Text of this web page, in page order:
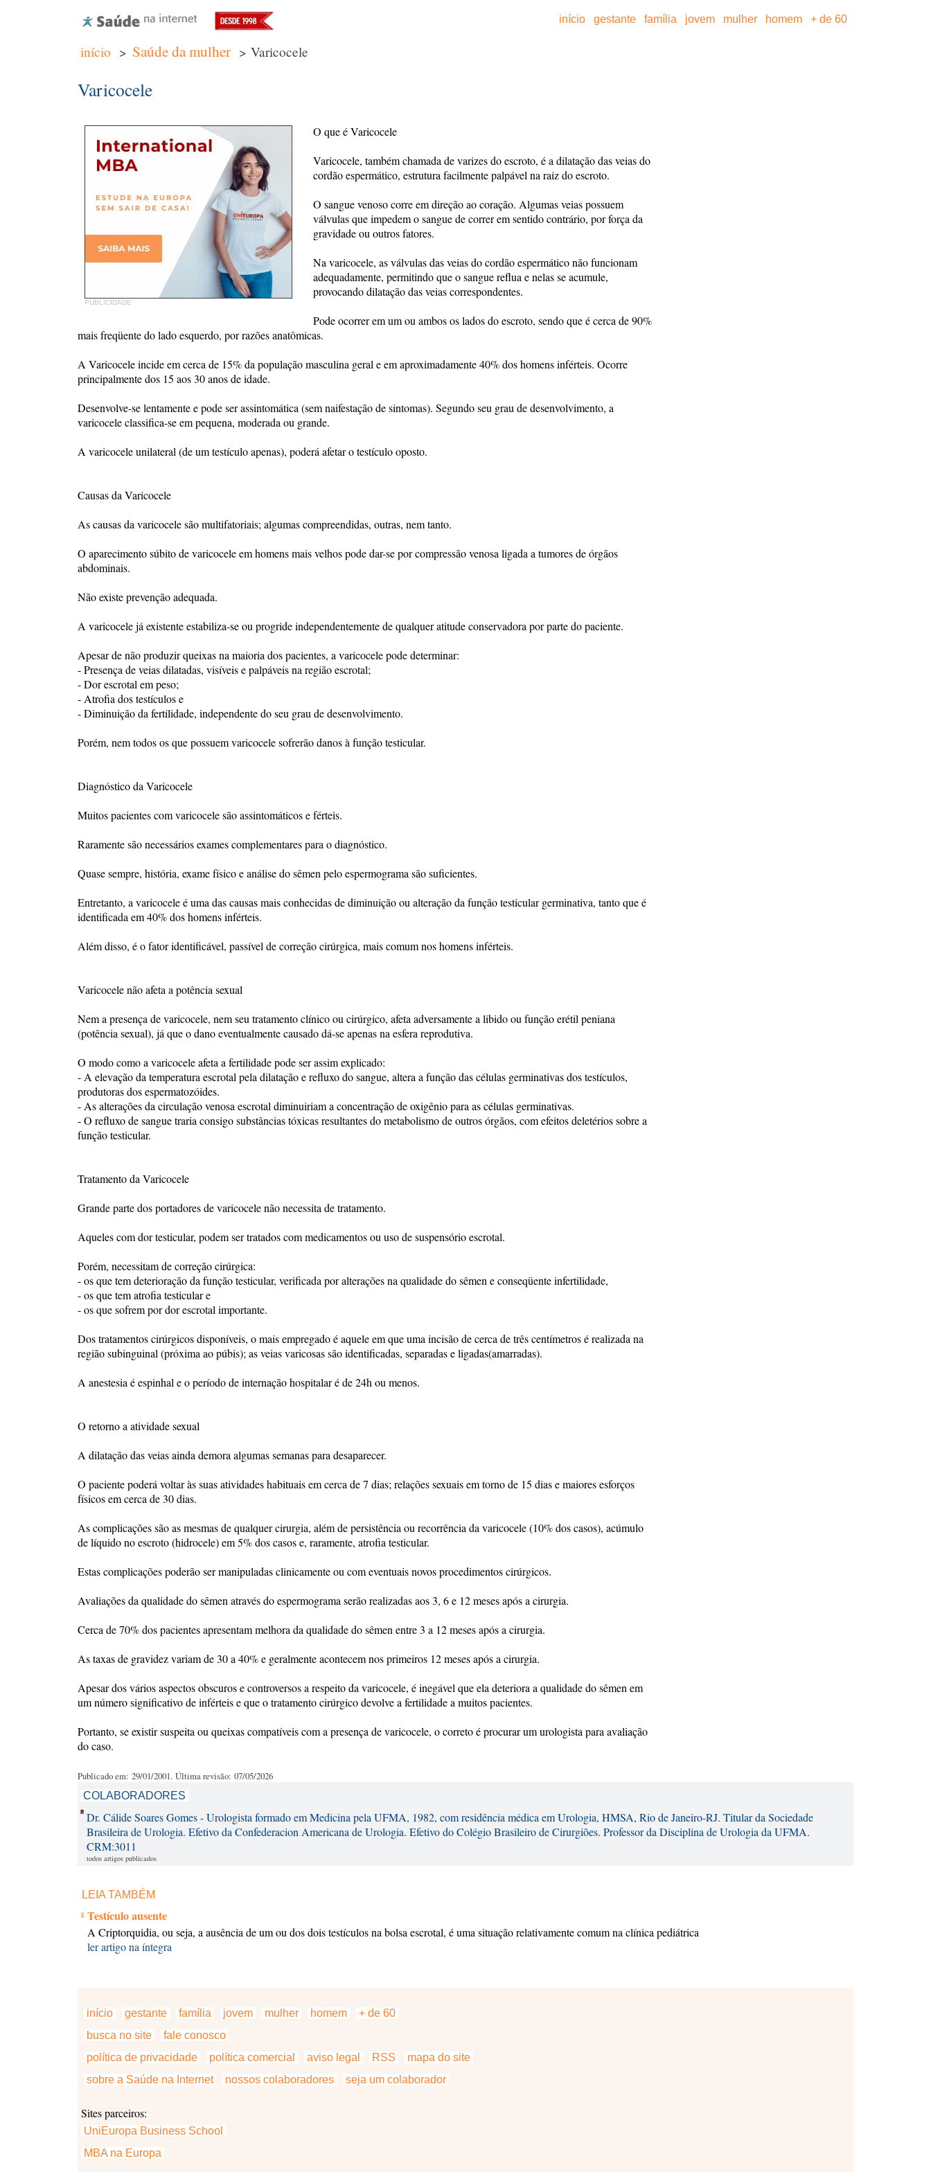
início gestante família jovem mulher homem + de 60
início > Saúde da mulher > Varicocele
Varicocele
PUBLICIDADE
O que é Varicocele
Varicocele, também chamada de varizes do escroto, é a dilatação das veias do
cordão espermático, estrutura facilmente palpável na raiz do escroto.
O sangue venoso corre em direção ao coração. Algumas veias possuem
válvulas que impedem o sangue de correr em sentido contrário, por força da
gravidade ou outros fatores.
Na varicocele, as válvulas das veias do cordão espermático não funcionam
adequadamente, permitindo que o sangue reflua e nelas se acumule,
provocando dilatação das veias correspondentes.
Pode ocorrer em um ou ambos os lados do escroto, sendo que é cerca de 90%
mais freqüente do lado esquerdo, por razões anatômicas.
A Varicocele incide em cerca de 15% da população masculina geral e em aproximadamente 40% dos homens inférteis. Ocorre
principalmente dos 15 aos 30 anos de idade.
Desenvolve-se lentamente e pode ser assintomática (sem naifestação de sintomas). Segundo seu grau de desenvolvimento, a
varicocele classifica-se em pequena, moderada ou grande.
A varicocele unilateral (de um testículo apenas), poderá afetar o testículo oposto.
Causas da Varicocele
As causas da varicocele são multifatoriais; algumas compreendidas, outras, nem tanto.
O aparecimento súbito de varicocele em homens mais velhos pode dar-se por compressão venosa ligada a tumores de órgãos
abdominais.
Não existe prevenção adequada.
A varicocele já existente estabiliza-se ou progride independentemente de qualquer atitude conservadora por parte do paciente.
Apesar de não produzir queixas na maioria dos pacientes, a varicocele pode determinar:
- Presença de veias dilatadas, visíveis e palpáveis na região escrotal;
- Dor escrotal em peso;
- Atrofia dos testículos e
- Diminuição da fertilidade, independente do seu grau de desenvolvimento.
Porém, nem todos os que possuem varicocele sofrerão danos à função testicular.
Diagnóstico da Varicocele
Muitos pacientes com varicocele são assintomáticos e férteis.
Raramente são necessários exames complementares para o diagnóstico.
Quase sempre, história, exame físico e análise do sêmen pelo espermograma são suficientes.
Entretanto, a varicocele é uma das causas mais conhecidas de diminuição ou alteração da função testicular germinativa, tanto que é
identificada em 40% dos homens inférteis.
Além disso, é o fator identificável, passível de correção cirúrgica, mais comum nos homens inférteis.
Varicocele não afeta a potência sexual
Nem a presença de varicocele, nem seu tratamento clínico ou cirúrgico, afeta adversamente a libido ou função erétil peniana
(potência sexual), já que o dano eventualmente causado dá-se apenas na esfera reprodutiva.
O modo como a varicocele afeta a fertilidade pode ser assim explicado:
- A elevação da temperatura escrotal pela dilatação e refluxo do sangue, altera a função das células germinativas dos testículos,
produtoras dos espermatozóides.
- As alterações da circulação venosa escrotal diminuiriam a concentração de oxigênio para as células germinativas.
- O refluxo de sangue traria consigo substâncias tóxicas resultantes do metabolismo de outros órgãos, com efeitos deletérios sobre a
função testicular.
Tratamento da Varicocele
Grande parte dos portadores de varicocele não necessita de tratamento.
Aqueles com dor testicular, podem ser tratados com medicamentos ou uso de suspensório escrotal.
Porém, necessitam de correção cirúrgica:
- os que tem deterioração da função testicular, verificada por alterações na qualidade do sêmen e conseqüente infertilidade,
- os que tem atrofia testicular e
- os que sofrem por dor escrotal importante.
Dos tratamentos cirúrgicos disponíveis, o mais empregado é aquele em que uma incisão de cerca de três centímetros é realizada na
região subinguinal (próxima ao púbis); as veias varicosas são identificadas, separadas e ligadas(amarradas).
A anestesia é espinhal e o período de internação hospitalar é de 24h ou menos.
O retorno a atividade sexual
A dilatação das veias ainda demora algumas semanas para desaparecer.
O paciente poderá voltar às suas atividades habituais em cerca de 7 dias; relações sexuais em torno de 15 dias e maiores esforços
físicos em cerca de 30 dias.
As complicações são as mesmas de qualquer cirurgia, além de persistência ou recorrência da varicocele (10% dos casos), acúmulo
de líquido no escroto (hidrocele) em 5% dos casos e, raramente, atrofia testicular.
Estas complicações poderão ser manipuladas clinicamente ou com eventuais novos procedimentos cirúrgicos.
Avaliações da qualidade do sêmen através do espermograma serão realizadas aos 3, 6 e 12 meses após a cirurgia.
Cerca de 70% dos pacientes apresentam melhora da qualidade do sêmen entre 3 a 12 meses após a cirurgia.
As taxas de gravidez variam de 30 a 40% e geralmente acontecem nos primeiros 12 meses após a cirurgia.
Apesar dos vários aspectos obscuros e controversos a respeito da varicocele, é inegável que ela deteriora a qualidade do sêmen em
um número significativo de inférteis e que o tratamento cirúrgico devolve a fertilidade a muitos pacientes.
Portanto, se existir suspeita ou queixas compatíveis com a presença de varicocele, o correto é procurar um urologista para avaliação
do caso.
Publicado em: 29/01/2001. Última revisão: 07/05/2026
COLABORADORES
Dr. Cálide Soares Gomes - Urologista formado em Medicina pela UFMA, 1982, com residência médica em Urologia, HMSA, Rio de Janeiro-RJ. Titular da Sociedade
Brasileira de Urologia. Efetivo da Confederacion Americana de Urologia. Efetivo do Colégio Brasileiro de Cirurgiões. Professor da Disciplina de Urologia da UFMA.
CRM:3011
todos artigos publicados
LEIA TAMBÉM
Testículo ausente
A Criptorquidia, ou seja, a ausência de um ou dos dois testículos na bolsa escrotal, é uma situação relativamente comum na clínica pediátrica
ler artigo na íntegra
início gestante família jovem mulher homem
+ de 60
busca no site
fale conosco
política de privacidade
política comercial aviso legal RSS
mapa do site
sobre a Saúde na Internet
nossos colaboradores seja um colaborador
Sites parceiros:
UniEuropa Business School
MBA na Europa